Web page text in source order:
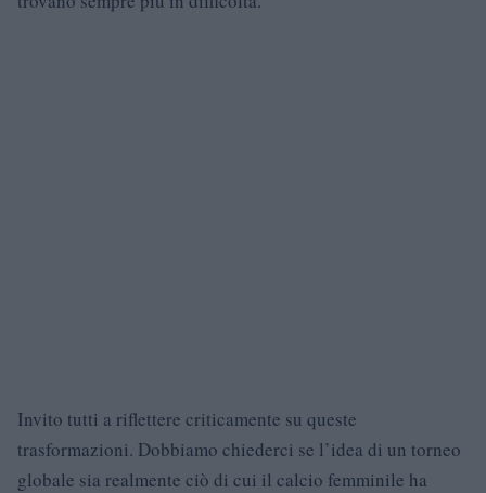
Invito tutti a riflettere criticamente su queste
trasformazioni. Dobbiamo chiederci se l’idea di un torneo
globale sia realmente ciò di cui il calcio femminile ha